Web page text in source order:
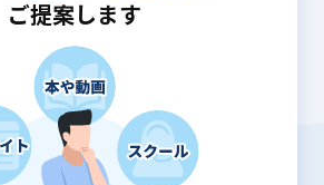
ご提案します